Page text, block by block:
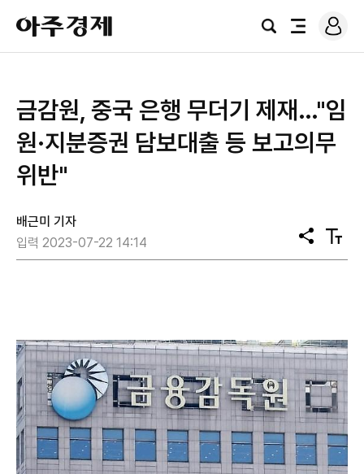
아
주
경
검
전
로
그
금감원, 중국 은행 무더기 제재…"임
원·지분증권 담보대출 등 보고의무
위반"
배근미 기자
입력 2023-07-22 14:14
공
유
텍
스